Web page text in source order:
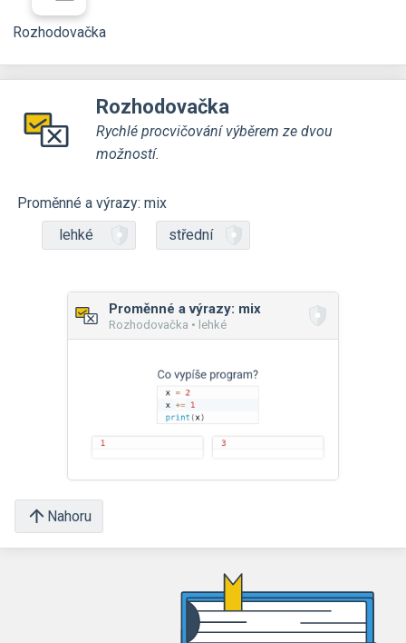
Rozhodovačka
Rozhodovačka
Rychlé procvičování výběrem ze dvou
možností.
Proměnné a výrazy: mix
lehké
střední
Proměnné a výrazy: mix
Rozhodovačka • lehké
Nahoru